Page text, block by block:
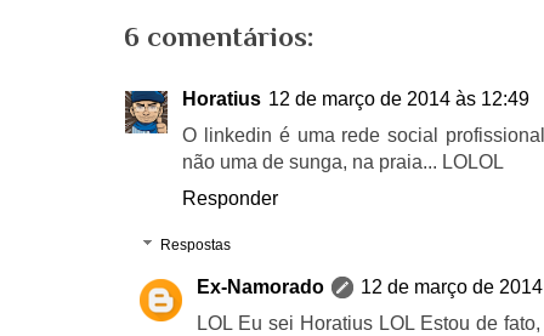
6 comentários:
Horatius 12 de março de 2014 às 12:49
O linkedin é uma rede social
não uma de sunga, na praia... LOLOL
Responder
Respostas
Ex-Namorado
12 de março de
LOL Eu sei Horatius LOL Estou de